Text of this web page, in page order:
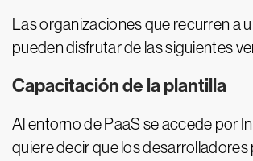
Las organizaciones que recurren a
pueden disfrutar de las siguientes
Capacitación de la plantilla
Al entorno de PaaS se accede por
quiere decir que los desarrolladores